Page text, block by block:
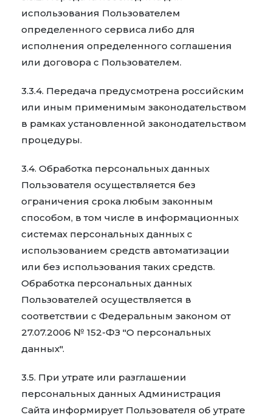
использования Пользователем
определенного сервиса либо для
исполнения определенного соглашения
или договора с Пользователем.
3.3.4. Передача предусмотрена российским
или иным применимым законодательством
в рамках установленной законодательством
процедуры.
3.4. Обработка персональных данных
Пользователя осуществляется без
ограничения срока любым законным
способом, в том числе в информационных
системах персональных данных с
использованием средств автоматизации
или без использования таких средств.
Обработка персональных данных
Пользователей осуществляется в
соответствии с Федеральным законом от
27.07.2006 № 152-ФЗ "О персональных
данных".
3.5. При утрате или разглашении
персональных данных Администрация
Сайта информирует Пользователя об утрате